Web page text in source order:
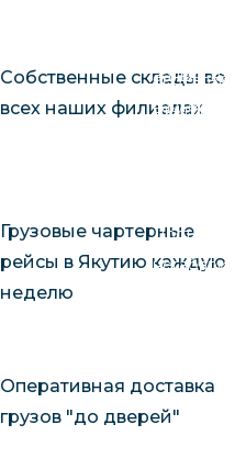
Заявка на
перевозки
Якутию
Доставка
Собственные склады во
всех наших филиалах
Грузовые чартерные
рейсы в Якутию каждую
неделю
Оперативная доставка
грузов "до дверей"